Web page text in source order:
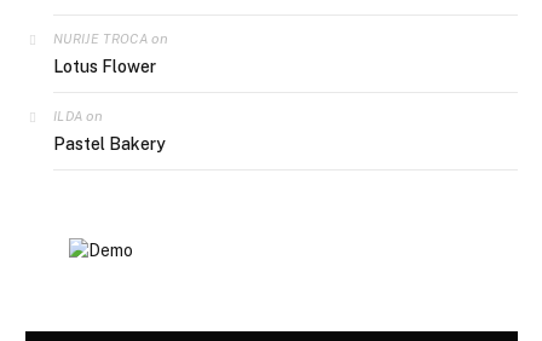
NURIJE TROCA on
Lotus Flower
ILDA on
Pastel Bakery